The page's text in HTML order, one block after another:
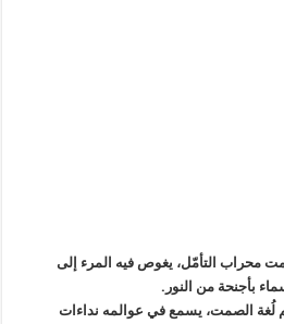
محراب التأمّل، يغوص فيه المرء إلى
بأجنحة من النور.
لُغة الصمت، يسمع في عوالمه نداءات